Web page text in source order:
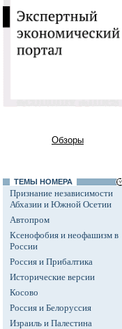
Обзоры
ТЕМЫ НОМЕРА
Признание независимости
Абхазии и Южной Осетии
Автопром
Ксенофобия и неофашизм в
России
Россия и Прибалтика
Исторические версии
Косово
Россия и Белоруссия
Израиль и Палестина